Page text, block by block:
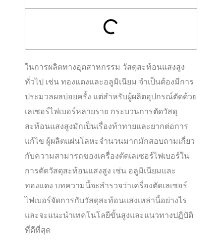
ในการผลิตทางอุตสาหกรรม วัสดุสะท้อนแสงสูง
ทั่วไป เช่น ทองแดงและอลูมิเนียม จำเป็นต้องมีการ
ประมวลผลบ่อยครั้ง แต่สำหรับผู้ผลิตอุปกรณ์ตัดด้วย
เลเซอร์ไฟเบอร์หลายราย กระบวนการตัดวัสดุ
สะท้อนแสงสูงมักเป็นเรื่องท้าทายและยากต่อการ
แก้ไข ผู้ผลิตแผ่นโลหะจำนวนมากมักสอบถามเกี่ยว
กับความสามารถของเครื่องตัดเลเซอร์ไฟเบอร์ใน
การตัดวัสดุสะท้อนแสงสูง เช่น อลูมิเนียมและ
ทองแดง บทความนี้จะสำรวจว่าเครื่องตัดเลเซอร์
ไฟเบอร์จัดการกับวัสดุสะท้อนแสงเหล่านี้อย่างไร
และจะแนะนำเทคโนโลยีขั้นสูงและแนวทางปฏิบัติ
ที่ดีที่สุด